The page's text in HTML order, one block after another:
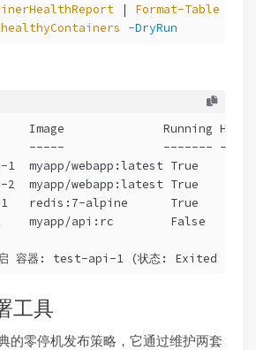
| Format-Table
-DryRun
Image              Running Health
-----              -------
1  myapp/webapp:latest True
2  myapp/webapp:latest True
1   redis:7-alpine      True
myapp/api:rc        False
启 容器: test-api-1 (状态: Exited
工具
的零停机发布策略，它通过维护两套